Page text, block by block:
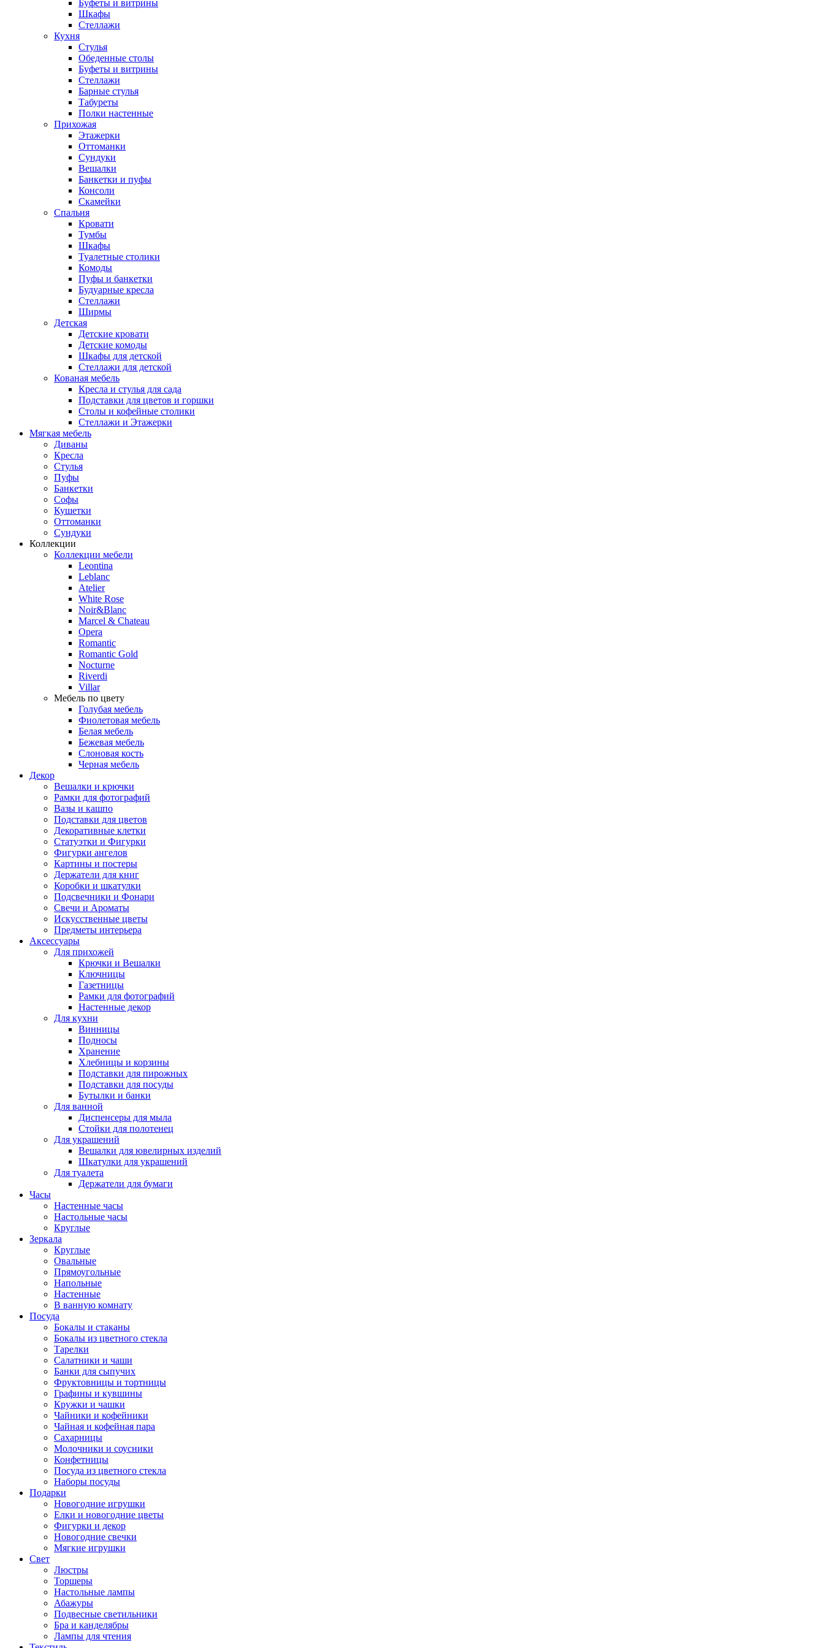
Буфеты и витрины
Шкафы
Стеллажи
Кухня
Стулья
Обеденные столы
Буфеты и витрины
Стеллажи
Барные стулья
Табуреты
Полки настенные
Прихожая
Этажерки
Оттоманки
Сундуки
Вешалки
Банкетки и пуфы
Консоли
Скамейки
Спальня
Кровати
Тумбы
Шкафы
Туалетные столики
Комоды
Пуфы и банкетки
Будуарные кресла
Стеллажи
Ширмы
Детская
Детские кровати
Детские комоды
Шкафы для детской
Стеллажи для детской
Кованая мебель
Кресла и стулья для сада
Подставки для цветов и горшки
Столы и кофейные столики
Стеллажи и Этажерки
Мягкая мебель
Диваны
Кресла
Стулья
Пуфы
Банкетки
Софы
Кушетки
Оттоманки
Сундуки
Коллекции
Коллекции мебели
Leontina
Leblanc
Аtelier
White Rose
Noir&Blanc
Marcel & Chateau
Opera
Romantic
Romantic Gold
Nocturne
Riverdi
Villar
Мебель по цвету
Голубая мебель
Фиолетовая мебель
Белая мебель
Бежевая мебель
Слоновая кость
Черная мебель
Декор
Вешалки и крючки
Рамки для фотографий
Вазы и кашпо
Подставки для цветов
Декоративные клетки
Статуэтки и Фигурки
Фигурки ангелов
Картины и постеры
Держатели для книг
Коробки и шкатулки
Подсвечники и Фонари
Свечи и Ароматы
Искусственные цветы
Предметы интерьера
Аксессуары
Для прихожей
Крючки и Вешалки
Ключницы
Газетницы
Рамки для фотографий
Настенные декор
Для кухни
Винницы
Подносы
Хранение
Хлебницы и корзины
Подставки для пирожных
Подставки для посуды
Бутылки и банки
Для ванной
Диспенсеры для мыла
Стойки для полотенец
Для украшений
Вешалки для ювелирных изделий
Шкатулки для украшений
Для туалета
Держатели для бумаги
Часы
Настенные часы
Настольные часы
Круглые
Зеркала
Круглые
Овальные
Прямоугольные
Напольные
Настенные
В ванную комнату
Посуда
Бокалы и стаканы
Бокалы из цветного стекла
Тарелки
Салатники и чаши
Банки для сыпучих
Фруктовницы и тортницы
Графины и кувшины
Кружки и чашки
Чайники и кофейники
Чайная и кофейная пара
Сахарницы
Молочники и соусники
Конфетницы
Посуда из цветного стекла
Наборы посуды
Подарки
Новогодние игрушки
Елки и новогодние цветы
Фигурки и декор
Новогодние свечки
Мягкие игрушки
Свет
Люстры
Торшеры
Настольные лампы
Абажуры
Подвесные светильники
Бра и канделябры
Лампы для чтения